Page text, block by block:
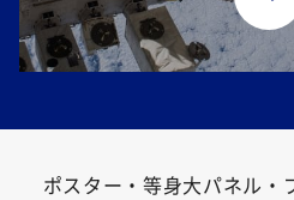
ポスター・等身大パネル・